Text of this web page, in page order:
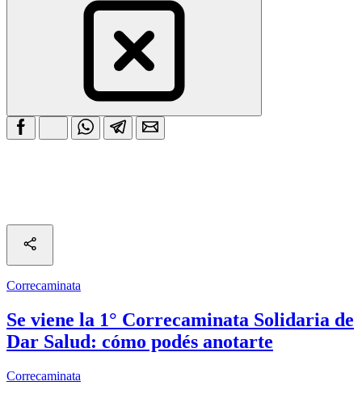
Correcaminata
Se viene la 1° Correcaminata Solidaria de
Dar Salud: cómo podés anotarte
Correcaminata